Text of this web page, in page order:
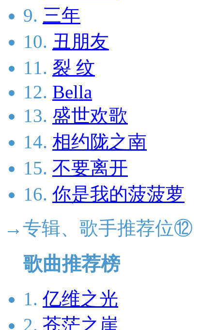
9. 三年
10. 丑朋友
11. 裂 纹
12. Bella
13. 盛世欢歌
14. 相约陇之南
15. 不要离开
16. 你是我的菠菠萝
→专辑、歌手推荐位⑫
歌曲推荐榜
1. 亿维之光
2. 苍茫之崖